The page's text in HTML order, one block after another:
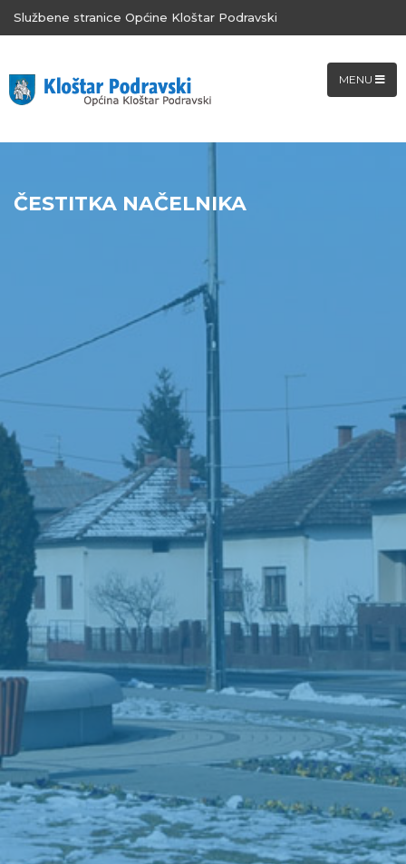
Službene stranice Općine Kloštar Podravski
MENU
ČESTITKA NAČELNIKA